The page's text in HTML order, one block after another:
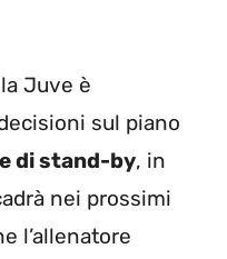
Juve è
sul piano
di stand-by, in
nei prossimi
l’allenatore